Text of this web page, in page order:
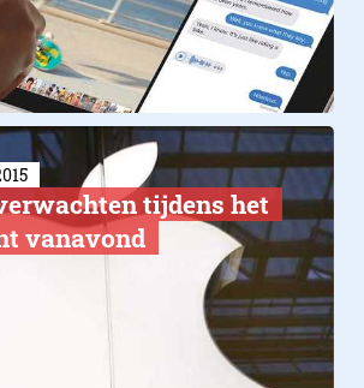
tijdens het
vanavond